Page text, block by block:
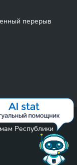
перерыв
по
Республики